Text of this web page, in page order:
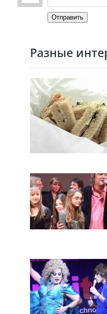
Отправить
Разные